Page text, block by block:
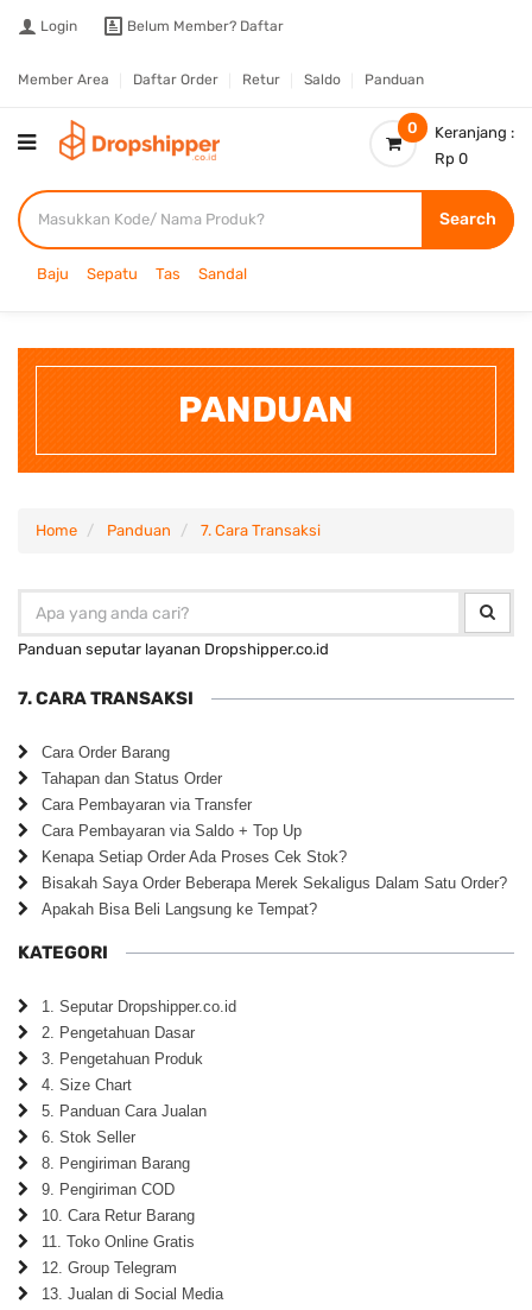
Login Belum Member? Daftar
Member Area Daftar Order Retur Saldo Panduan
0
Keranjang :
Rp 0
Search
Baju Sepatu Tas Sandal
PANDUAN
Home Panduan 7. Cara Transaksi
Panduan seputar layanan Dropshipper.co.id
7. CARA TRANSAKSI
Cara Order Barang
Tahapan dan Status Order
Cara Pembayaran via Transfer
Cara Pembayaran via Saldo + Top Up
Kenapa Setiap Order Ada Proses Cek Stok?
Bisakah Saya Order Beberapa Merek Sekaligus Dalam Satu Order?
Apakah Bisa Beli Langsung ke Tempat?
KATEGORI
1. Seputar Dropshipper.co.id
2. Pengetahuan Dasar
3. Pengetahuan Produk
4. Size Chart
5. Panduan Cara Jualan
6. Stok Seller
8. Pengiriman Barang
9. Pengiriman COD
10. Cara Retur Barang
11. Toko Online Gratis
12. Group Telegram
13. Jualan di Social Media